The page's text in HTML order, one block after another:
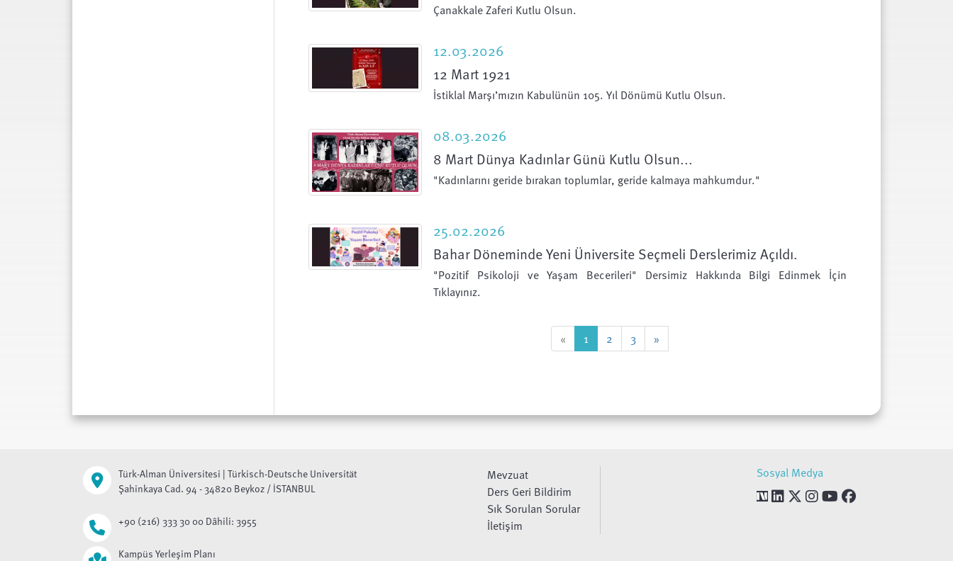
Çanakkale Zaferi Kutlu Olsun.
12.03.2026
12 Mart 1921
İstiklal Marşı’mızın Kabulünün 105. Yıl Dönümü Kutlu Olsun.
08.03.2026
8 Mart Dünya Kadınlar Günü Kutlu Olsun...
"Kadınlarını geride bırakan toplumlar, geride kalmaya mahkumdur."
25.02.2026
Bahar Döneminde Yeni Üniversite Seçmeli Derslerimiz Açıldı.
"Pozitif Psikoloji ve Yaşam Becerileri" Dersimiz Hakkında Bilgi Edinmek İçin
Tıklayınız.
« 1 2 3 »
Türk-Alman Üniversitesi | Türkisch-Deutsche Universität
Şahinkaya Cad. 94 - 34820 Beykoz / İSTANBUL
+90 (216) 333 30 00 Dâhili: 3955
Kampüs Yerleşim Planı
Mevzuat
Ders Geri Bildirim
Sık Sorulan Sorular
İletişim
Sosyal Medya